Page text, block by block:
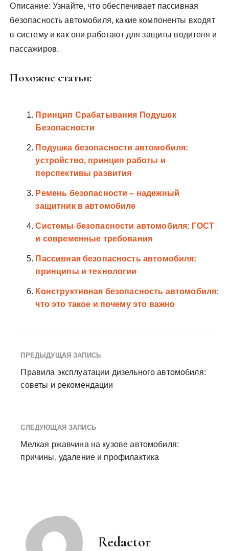
Описание: Узнайте, что обеспечивает пассивная
безопасность автомобиля, какие компоненты входят
в систему и как они работают для защиты водителя и
пассажиров.
Похожие статьи:
Принцип Срабатывания Подушек
Безопасности
Подушка безопасности автомобиля:
устройство, принцип работы и
перспективы развития
Ремень безопасности – надежный
защитник в автомобиле
Системы безопасности автомобиля: ГОСТ
и современные требования
Пассивная безопасность автомобиля:
принципы и технологии
Конструктивная безопасность автомобиля:
что это такое и почему это важно
ПРЕДЫДУЩАЯ ЗАПИСЬ
Правила эксплуатации дизельного автомобиля:
советы и рекомендации
СЛЕДУЮЩАЯ ЗАПИСЬ
Мелкая ржавчина на кузове автомобиля:
причины, удаление и профилактика
Redactor